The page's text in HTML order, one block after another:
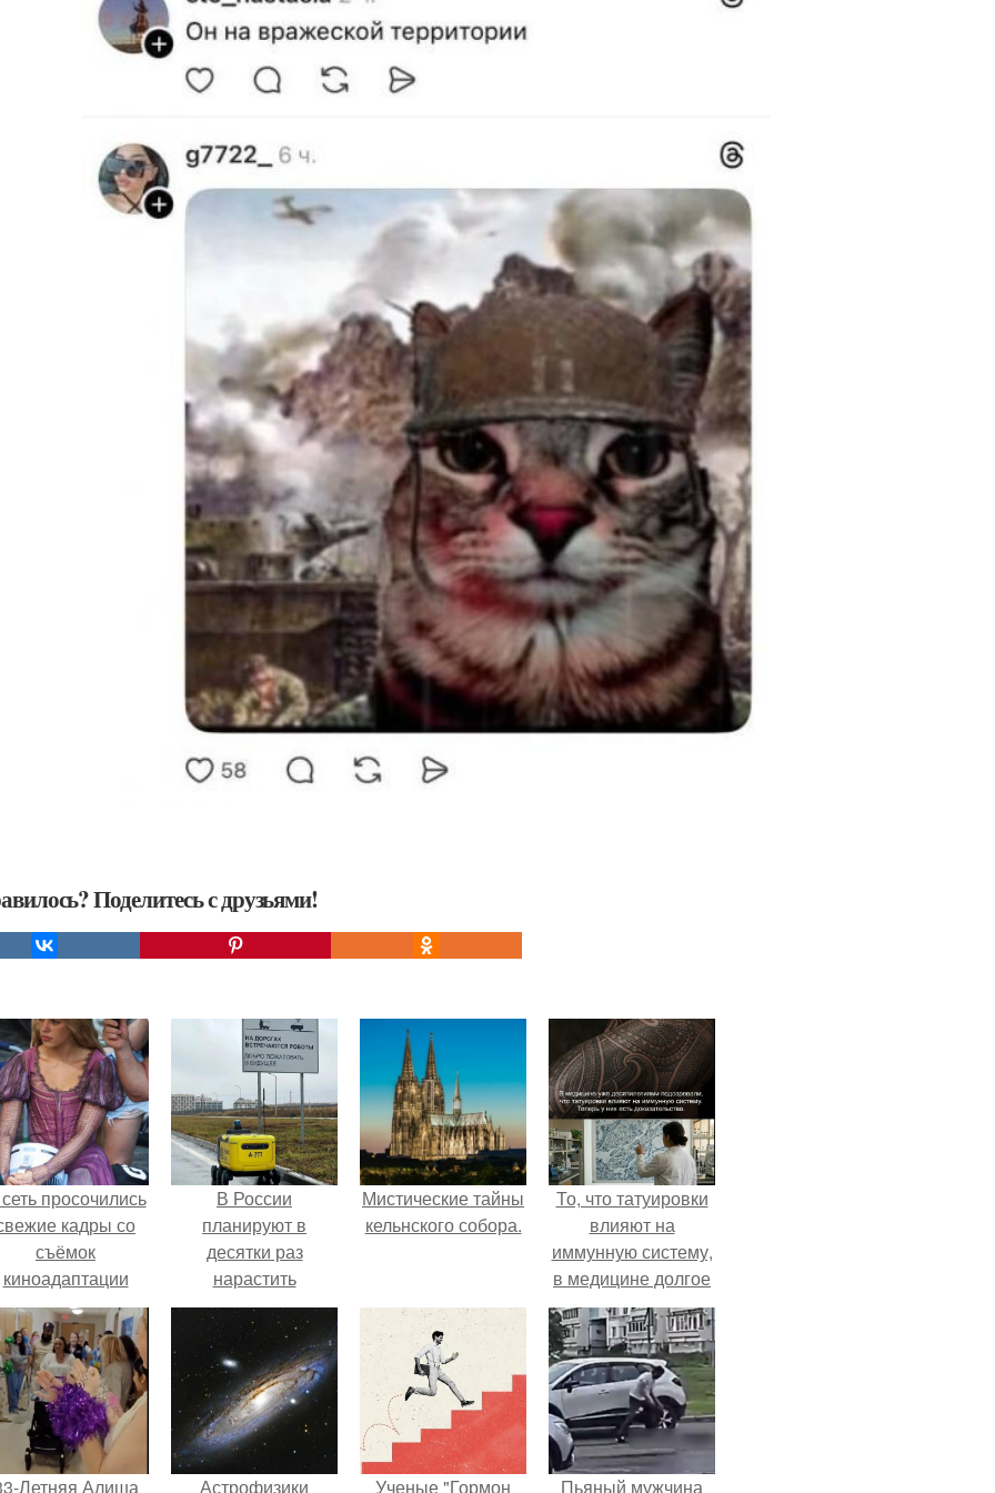
Поделитесь с друзьями!
просочились
кадры со
съёмок
киноадаптации
и всё
внимание
моментально
оказалось
к Тиган
крофт.
В России
планируют в
десятки раз
нарастить
использование
автономных
беспилотных
систем во всех
сферах жизни.
Мистические тайны
кельнского собора.
То, что татуировки
влияют на
иммунную систему,
в медицине долгое
время
рассматривалось
лишь как гипотеза.
Летняя Алиша Астрофизики Ученые "Гормон Пьяный мужчина